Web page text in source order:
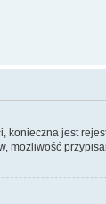
konieczna jest
możliwość